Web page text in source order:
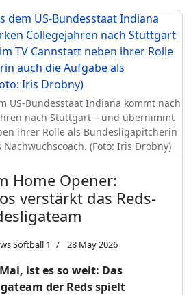
US-Bundesstaat Indiana kommt nach
nach Stuttgart – und übernimmt
ihrer Rolle als Bundesligapitcherin
(Foto: Iris Drobny)
Home Opener:
verstärkt das Reds-
Softball 1 28 May 2026
ist es so weit: Das
der Reds spielt